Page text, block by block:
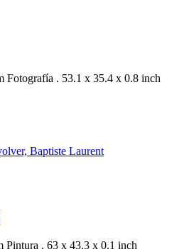
Fotografía . 53.1 x 35.4 x 0.8 inch
Pintura . 63 x 43.3 x 0.1 inch